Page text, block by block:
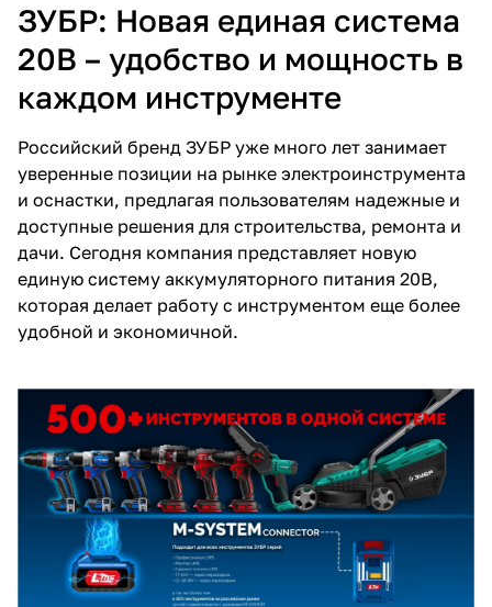
ЗУБР: Новая единая система
20В – удобство и мощность в
каждом инструменте
Российский бренд ЗУБР уже много лет занимает
уверенные позиции на рынке электроинструмента
и оснастки, предлагая пользователям надежные и
доступные решения для строительства, ремонта и
дачи. Сегодня компания представляет новую
единую систему аккумуляторного питания 20В,
которая делает работу с инструментом еще более
удобной и экономичной.
Получайте товар
выбранный способом
списыватьсяс вашей карты
по25%каждые 2 недели
Подробнее
об оплате Плайтом
25
раз в 2
недели
Остались вопросы?
8 800 302-02-51
plait.ru